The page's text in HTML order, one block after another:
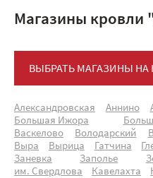
Магазины
ВЫБРАТЬ МАГАЗИНЫ НА
Александровская Аннино
Большая Ижора
Васкелово
Володарский
Выра
Вырица Гатчина
Заневка
Заполье
им. Свердлова
Кавелахта